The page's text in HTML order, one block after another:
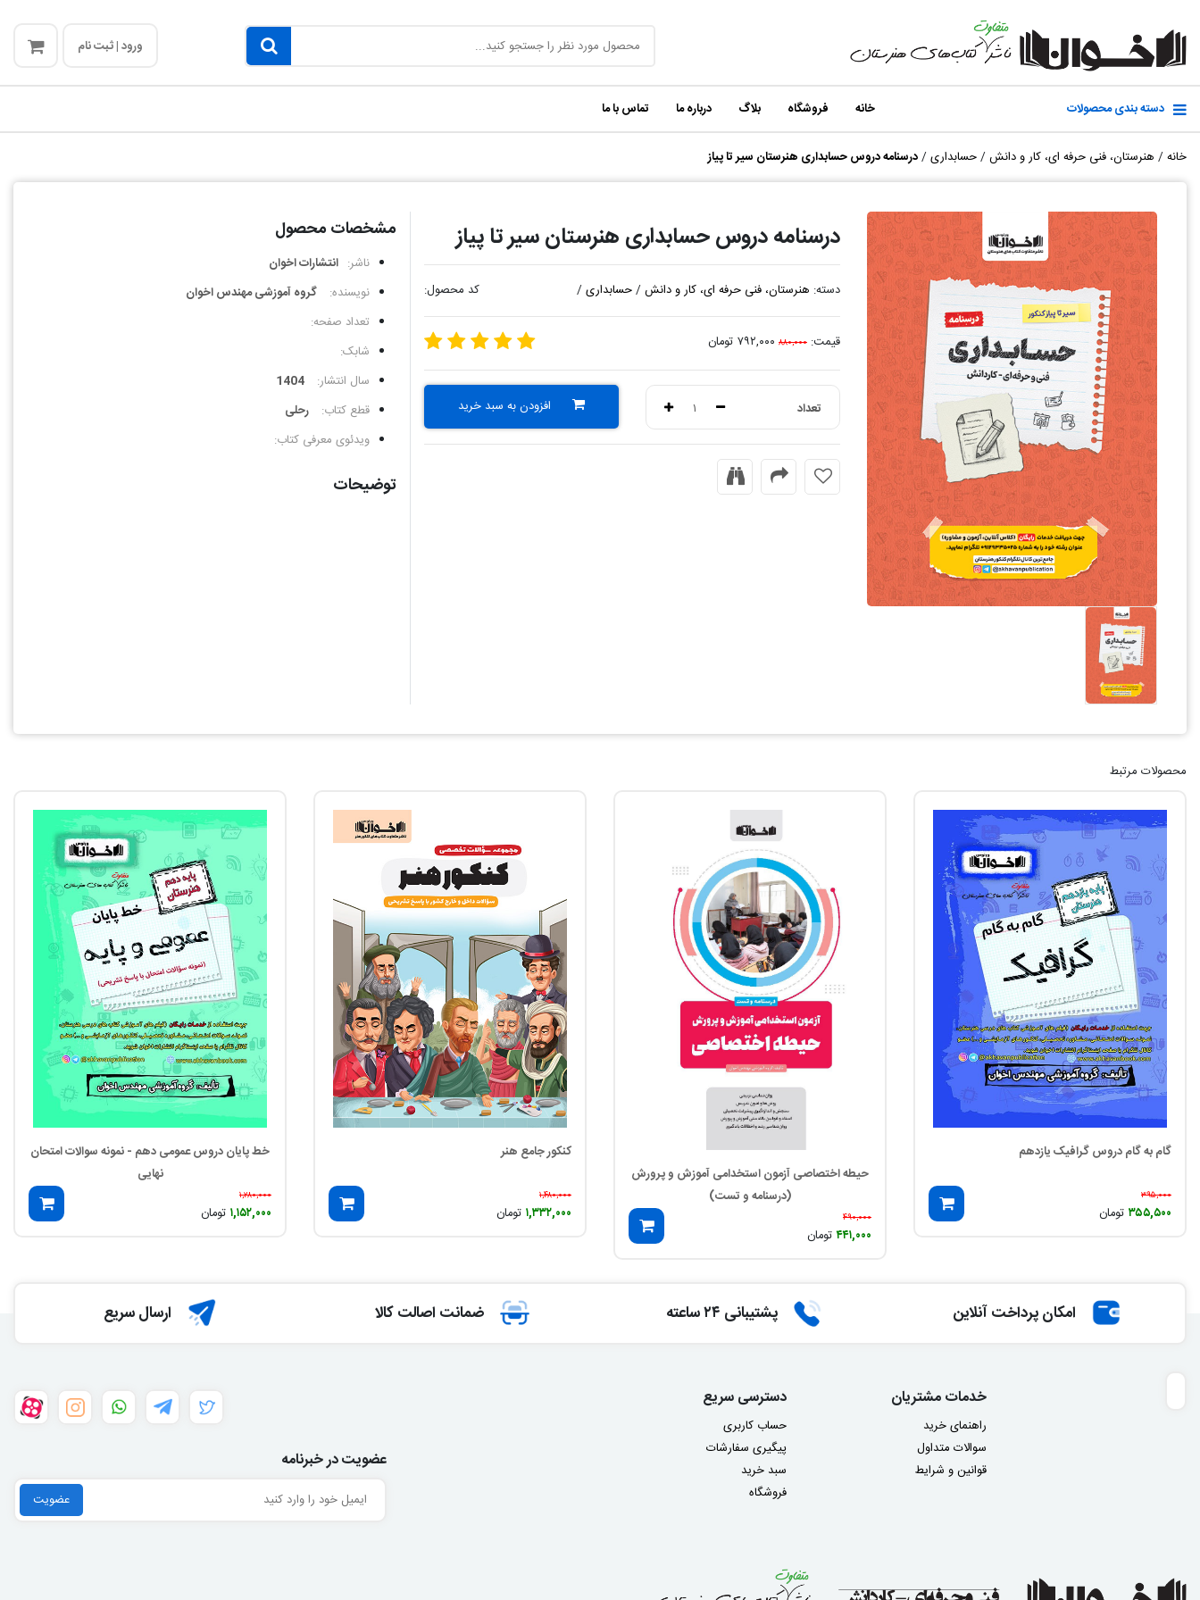
ورود | ثبت نام
دسته بندی محصولات خانه فروشگاه بلاگ درباره ما تماس با ما
خانه/ هنرستان، فنی حرفه ای، کار و دانش/حسابداری/درسنامه دروس حسابداری هنرستان سیر تا پیاز
درسنامه دروس حسابداری هنرستان سیر تا پیاز
دسته: هنرستان، فنی حرفه ای، کار و دانش/حسابداری/ کد محصول:
قیمت: ۸۸۰,۰۰۰ ۷۹۲,۰۰۰ تومان
تعداد ۱ افزودن به سبد خرید
مشخصات محصول
ناشر: انتشارات اخوان
نویسنده:
گروه آموزشی مهندس اخوان
تعداد صفحه:
شابک:
سال انتشار:
1404
قطع کتاب:
رحلی
ویدئوی معرفی کتاب:
توضیحات
محصولات مرتبط
گام به گام دروس گرافیک یازدهم
۳۹۵,۰۰۰
۳۵۵,۵۰۰ تومان
حیطه اختصاصی آزمون استخدامی آموزش و پرورش
(درسنامه و تست)
۴۹۰,۰۰۰
۴۴۱,۰۰۰ تومان
کنکور جامع هنر
۱,۴۸۰,۰۰۰
۱,۳۳۲,۰۰۰ تومان
خط پایان دروس عمومی دهم - نمونه سوالات امتحان
نهایی
۱,۲۸۰,۰۰۰
۱,۱۵۲,۰۰۰ تومان
امکان پرداخت آنلاین پشتیبانی ۲۴ ساعته ضمانت اصالت کالا ارسال سریع
خدمات مشتریان
راهنمای خرید
سوالات متداول
قوانین و شرایط
دسترسی سریع
حساب کاربری
پیگیری سفارشات
سبد خرید
فروشگاه
عضویت در خبرنامه